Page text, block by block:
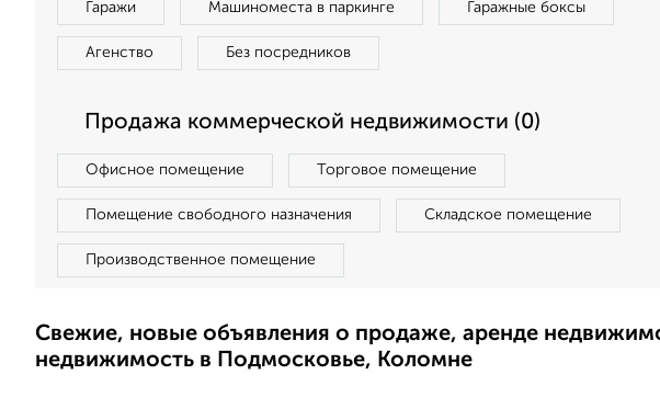
Гаражи Машиноместа в паркинге Гаражные боксы
Агенство Без посредников
Продажа коммерческой недвижимости (0)
Офисное помещение Торговое помещение
Помещение свободного назначения Складское помещение
Производственное помещение
Свежие, новые объявления о продаже, аренде
недвижимость в Подмосковье, Коломне